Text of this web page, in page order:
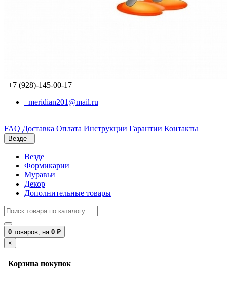
+7 (928)-145-00-17
meridian201@mail.ru
FAQ Доставка Оплата Инструкции Гарантии Контакты
Везде
Везде
Формикарии
Муравьи
Декор
Дополнительные товары
0 товаров, на 0 ₽
×
Корзина покупок